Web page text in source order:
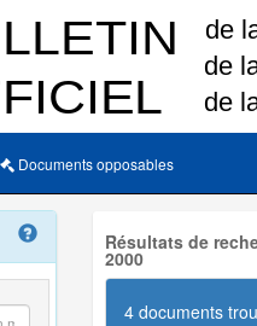
Documents opposables
Résultats de
2000
4 documents